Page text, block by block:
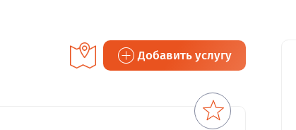
Добавить услугу